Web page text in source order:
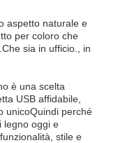
aspetto naturale e
per coloro che
sia in ufficio., in
è una scelta
USB affidabile,
unicoQuindi perché
legno oggi e
stile e